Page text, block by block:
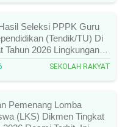
Seleksi PPPK Guru
(Tendik/TU) Di
Tahun 2026 Lingkungan
RI, Ini Daftar Nama
SEKOLAH RAKYAT
Pemenang Lomba
(LKS) Dikmen Tingkat